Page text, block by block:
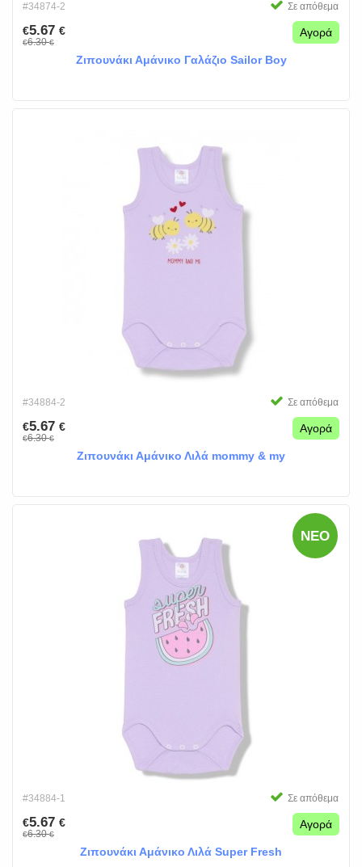
#34874-2 Σε απόθεμα
€5.67 €
€6.30€
Αγορά
Ζιπουνάκι Αμάνικο Γαλάζιο Sailor Boy
#34884-2 Σε απόθεμα
€5.67 €
€6.30€
Αγορά
Ζιπουνάκι Αμάνικο Λιλά mommy & my
ΝΈΟ
#34884-1 Σε απόθεμα
€5.67 €
€6.30€
Αγορά
Ζιπουνάκι Αμάνικο Λιλά Super Fresh